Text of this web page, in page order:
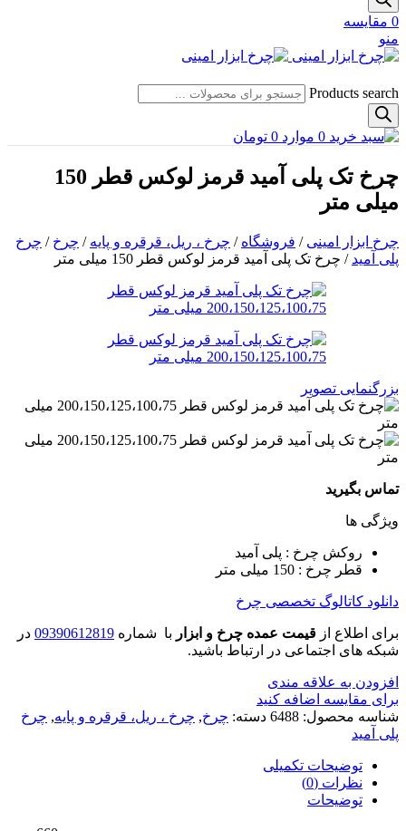
0 مقایسه
منو
Products search
0 موارد 0 تومان
چرخ تک پلی آمید قرمز لوکس قطر 150
میلی متر
چرخ ابزار امینی / فروشگاه / چرخ ، ریل، قرقره و پایه / چرخ / چرخ
پلی آمید / چرخ تک پلی آمید قرمز لوکس قطر 150 میلی متر
بزرگنمایی تصویر
تماس بگیرید
ویژگی ها
روکش چرخ : پلی آمید
قطر چرخ : 150 میلی متر
دانلود کاتالوگ تخصصی چرخ
برای اطلاع از قیمت عمده چرخ و ابزار با شماره 09390612819 در
شبکه های اجتماعی در ارتباط باشید.
افزودن به علاقه مندی
برای مقایسه اضافه کنید
شناسه محصول: 6488 دسته: چرخ, چرخ ، ریل، قرقره و پایه, چرخ
پلی آمید
توضیحات تکمیلی
نظرات (0)
توضیحات